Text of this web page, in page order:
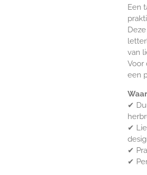
Een
van
Voor
een
✔
✔
✔
✔